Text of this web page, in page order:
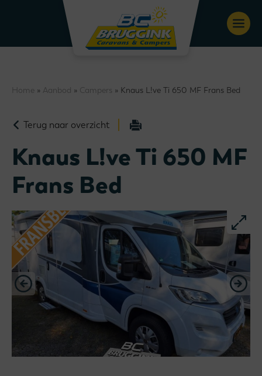
Home » Aanbod » Campers » Knaus L!ve Ti 650 MF Frans Bed
Terug naar overzicht
Knaus L!ve Ti 650 MF
Frans Bed